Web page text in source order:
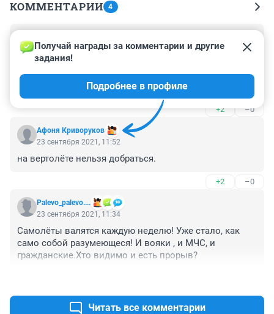
КОММЕНТАРИИ 4
23 сентября 2021, 13:35
Все эти падения и крушения - показатель
современного уровня подготовки экипажей и
состояния парка авиа техники. 😢
+2 –0
Афоня Криворуков
Получай награды за комментарии и другие
задания!
Подробнее в профиле
23 сентября 2021, 11:52
на вертолёте нельзя добраться.
+2 –0
Palevo_palevo....
23 сентября 2021, 11:34
Самолёты валятся каждую неделю! Уже стало, как
само собой разумеющеся! И вояки , и МЧС, и
гражданские.Хто видимо и есть прорыв?
Читать все комментарии